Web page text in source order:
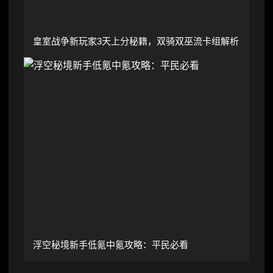
皇室战争新玩家3天上分秘籍，双骑双巫流卡组解析
浮空秘境新手低氪中氪攻略：平民必看